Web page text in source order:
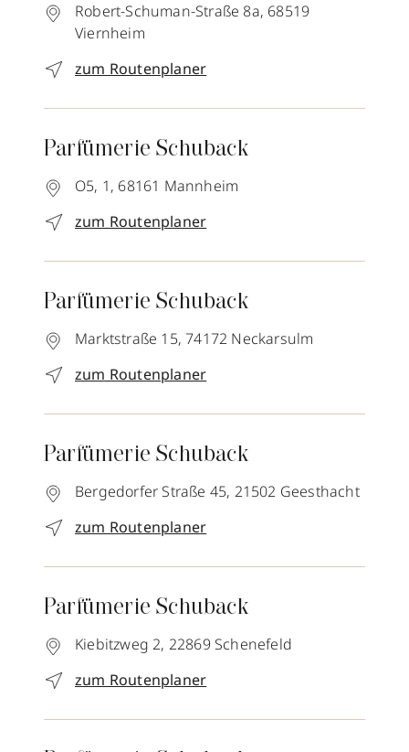
Robert-Schuman-Straße 8a, 68519
Viernheim
zum Routenplaner
Parfümerie Schuback
O5, 1, 68161 Mannheim
zum Routenplaner
Parfümerie Schuback
Marktstraße 15, 74172 Neckarsulm
zum Routenplaner
Parfümerie Schuback
Bergedorfer Straße 45, 21502 Geesthacht
zum Routenplaner
Parfümerie Schuback
Kiebitzweg 2, 22869 Schenefeld
zum Routenplaner